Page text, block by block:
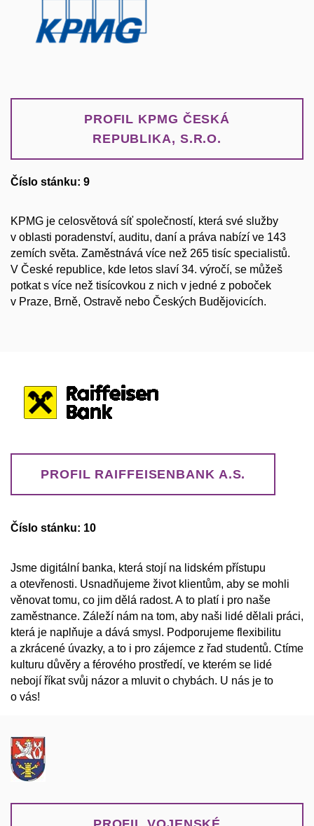
PROFIL KPMG ČESKÁ
REPUBLIKA, S.R.O.
Číslo stánku: 9
KPMG je celosvětová síť společností, která své služby
v oblasti poradenství, auditu, daní a práva nabízí ve 143
zemích světa. Zaměstnává více než 265 tisíc specialistů.
V České republice, kde letos slaví 34. výročí, se můžeš
potkat s více než tisícovkou z nich v jedné z poboček
v Praze, Brně, Ostravě nebo Českých Budějovicích.
PROFIL RAIFFEISENBANK A.S.
Číslo stánku: 10
Jsme digitální banka, která stojí na lidském přístupu
a otevřenosti. Usnadňujeme život klientům, aby se mohli
věnovat tomu, co jim dělá radost. A to platí i pro naše
zaměstnance. Záleží nám na tom, aby naši lidé dělali práci,
která je naplňuje a dává smysl. Podporujeme flexibilitu
a zkrácené úvazky, a to i pro zájemce z řad studentů. Ctíme
kulturu důvěry a férového prostředí, ve kterém se lidé
nebojí říkat svůj názor a mluvit o chybách. U nás je to
o vás!